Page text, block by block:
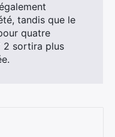
tandis que le
quatre
2 sortira plus